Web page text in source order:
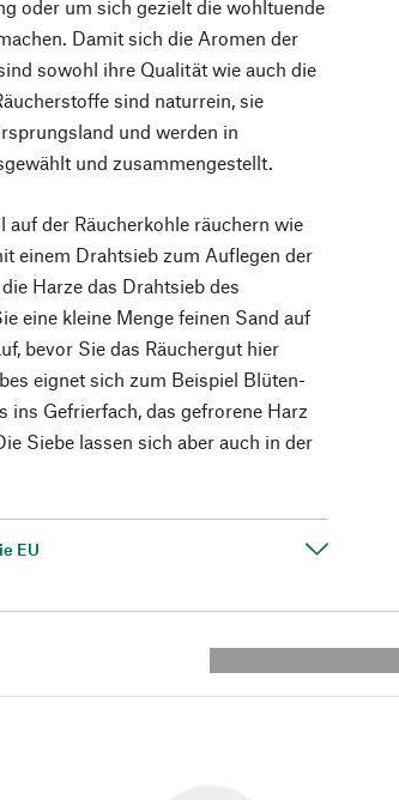
oder um sich gezielt die wohltuende
Damit sich die Aromen der
sowohl ihre Qualität wie auch die
sind naturrein, sie
und werden in
und zusammengestellt.
der Räucherkohle räuchern wie
einem Drahtsieb zum Auflegen der
Harze das Drahtsieb des
eine kleine Menge feinen Sand auf
bevor Sie das Räuchergut hier
eignet sich zum Beispiel Blüten-
ins Gefrierfach, das gefrorene Harz
Siebe lassen sich aber auch in der
EU